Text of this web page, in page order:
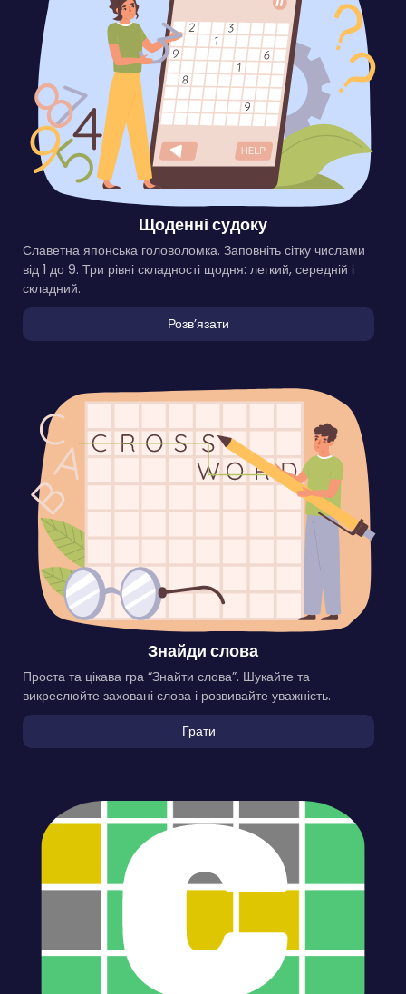
Щоденні судоку
Славетна японська головоломка. Заповніть сітку числами
від 1 до 9. Три рівні складності щодня: легкий, середній і
складний.
Розвʼязати
Знайди слова
Проста та цікава гра “Знайти слова”. Шукайте та
викреслюйте заховані слова і розвивайте уважність.
Грати